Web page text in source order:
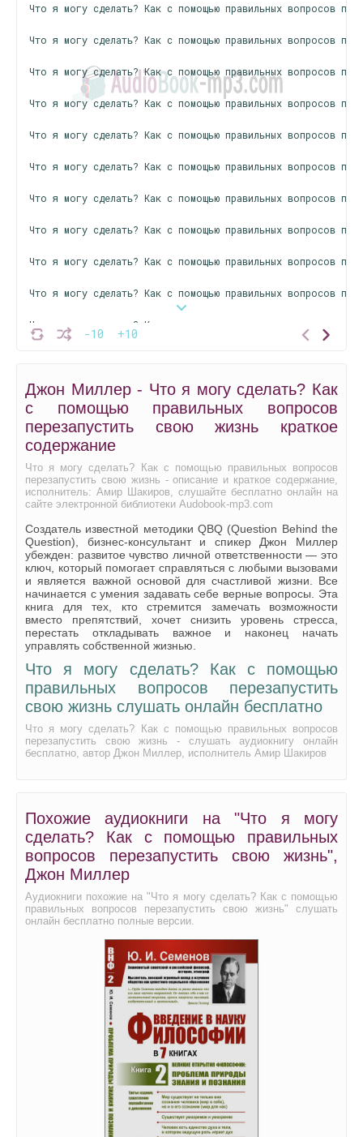
-10 +10
Что я могу сделать? Как с помощью правильных вопросов
Что я могу сделать? Как с помощью правильных вопросов
Что я могу сделать? Как с помощью правильных вопросов
Что я могу сделать? Как с помощью правильных вопросов
Что я могу сделать? Как с помощью правильных вопросов
Что я могу сделать? Как с помощью правильных вопросов
Что я могу сделать? Как с помощью правильных вопросов
Что я могу сделать? Как с помощью правильных вопросов
Что я могу сделать? Как с помощью правильных вопросов
Что я могу сделать? Как с помощью правильных вопросов
Что я могу сделать? Как с помощью правильных вопросов
Что я могу сделать? Как с помощью правильных вопросов
Что я могу сделать? Как с помощью правильных вопросов
Что я могу сделать? Как с помощью правильных вопросов
Что я могу сделать? Как с помощью правильных вопросов
Что я могу сделать? Как с помощью правильных вопросов
Что я могу сделать? Как с помощью правильных вопросов
Что я могу сделать? Как с помощью правильных вопросов
Что я могу сделать? Как с помощью правильных вопросов
Что я могу сделать? Как с помощью правильных вопросов
Что я могу сделать? Как с помощью правильных вопросов
Что я могу сделать? Как с помощью правильных вопросов
Что я могу сделать? Как с помощью правильных вопросов
Что я могу сделать? Как с помощью правильных вопросов
Что я могу сделать? Как с помощью правильных вопросов
Что я могу сделать? Как с помощью правильных вопросов
Что я могу сделать? Как с помощью правильных вопросов
Что я могу сделать? Как с помощью правильных вопросов
Что я могу сделать? Как с помощью правильных вопросов
Что я могу сделать? Как с помощью правильных вопросов
Что я могу сделать? Как с помощью правильных вопросов
Что я могу сделать? Как с помощью правильных вопросов
Что я могу сделать? Как с помощью правильных вопросов
Джон Миллер - Что я могу сделать? Как
с помощью правильных вопросов
перезапустить свою жизнь краткое
содержание
Что я могу сделать? Как с помощью правильных вопросов
перезапустить свою жизнь - описание и краткое содержание,
исполнитель: Амир Шакиров, слушайте бесплатно онлайн на
сайте электронной библиотеки Audobook-mp3.com
Создатель известной методики QBQ (Question Behind the
Question), бизнес-консультант и спикер Джон Миллер
убежден: развитое чувство личной ответственности — это
ключ, который помогает справляться с любыми вызовами
и является важной основой для счастливой жизни. Все
начинается с умения задавать себе верные вопросы. Эта
книга для тех, кто стремится замечать возможности
вместо препятствий, хочет снизить уровень стресса,
перестать откладывать важное и наконец начать
управлять собственной жизнью.
Что я могу сделать? Как с помощью
правильных вопросов перезапустить
свою жизнь слушать онлайн бесплатно
Что я могу сделать? Как с помощью правильных вопросов
перезапустить свою жизнь - слушать аудиокнигу онлайн
бесплатно, автор Джон Миллер, исполнитель Амир Шакиров
Похожие аудиокниги на "Что я могу
сделать? Как с помощью правильных
вопросов перезапустить свою жизнь",
Джон Миллер
Аудиокниги похожие на "Что я могу сделать? Как с помощью
правильных вопросов перезапустить свою жизнь" слушать
онлайн бесплатно полные версии.